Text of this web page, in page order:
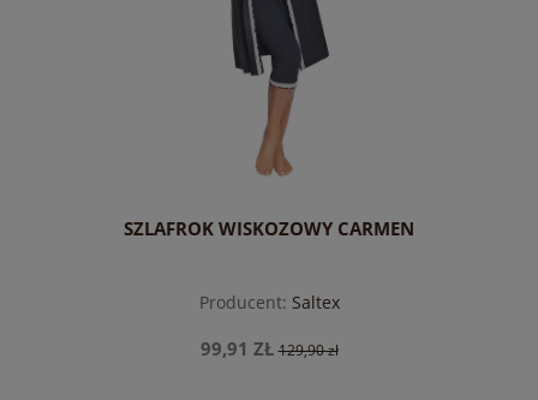
SZLAFROK WISKOZOWY CARMEN
Producent: Saltex
99,91 ZŁ 129,90 zł